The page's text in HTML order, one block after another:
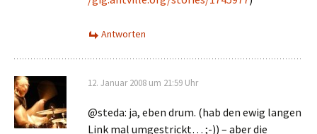
Antworten
12. Januar 2008 um 21:59 Uhr
@steda: ja, eben drum. (hab den ewig langen
Link mal umgestrickt… ;-)) – aber die